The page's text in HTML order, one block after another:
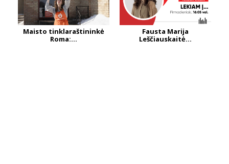
Maisto tinklaraštininkė
Roma:...
Fausta Marija
Leščiauskaitė...